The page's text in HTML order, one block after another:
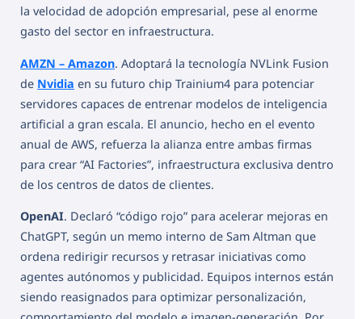
la velocidad de adopción empresarial, pese al enorme
gasto del sector en infraestructura.
AMZN – Amazon. Adoptará la tecnología NVLink Fusion
de Nvidia en su futuro chip Trainium4 para potenciar
servidores capaces de entrenar modelos de inteligencia
artificial a gran escala. El anuncio, hecho en el evento
anual de AWS, refuerza la alianza entre ambas firmas
para crear “AI Factories”, infraestructura exclusiva dentro
de los centros de datos de clientes.
OpenAI. Declaró “código rojo” para acelerar mejoras en
ChatGPT, según un memo interno de Sam Altman que
ordena redirigir recursos y retrasar iniciativas como
agentes autónomos y publicidad. Equipos internos están
siendo reasignados para optimizar personalización,